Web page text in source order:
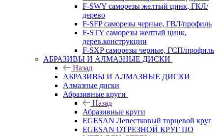
F-SWY саморезы желтый цинк, ГКЛ/
дерево
F-SFP саморезы черные, ГВЛ/профиль
F-STY саморезы желтый цинк,
дерев.конструкции
F-SXP саморезы черные, ГСП/профиль
АБРАЗИВЫ И АЛМАЗНЫЕ ДИСКИ
Назад
АБРАЗИВЫ И АЛМАЗНЫЕ ДИСКИ
Алмазные диски
Абразивные круги
Назад
Абразивные круги
EGESAN Лепестковый торцевой круг
EGESAN ОТРЕЗНОЙ КРУГ ПО